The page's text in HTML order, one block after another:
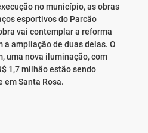
no município, as obras
esportivos do Parcão
vai contemplar a reforma
a ampliação de duas delas. O
uma nova iluminação, com
1,7 milhão estão sendo
em Santa Rosa.